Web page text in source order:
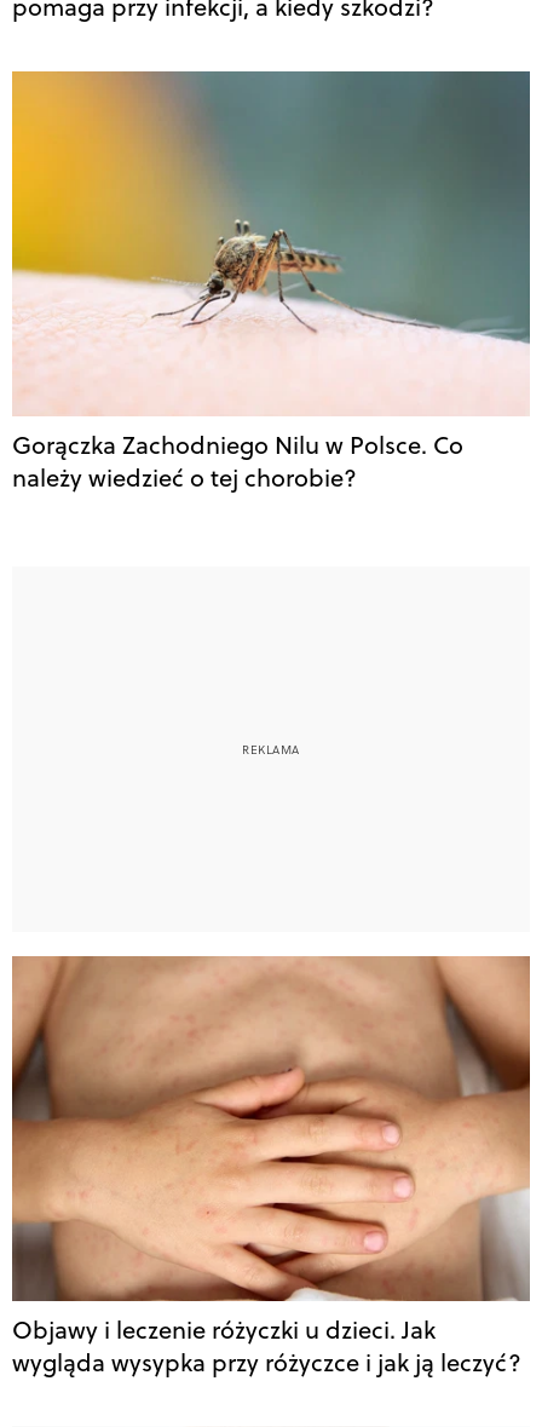
pomaga przy infekcji, a kiedy szkodzi?
Gorączka Zachodniego Nilu w Polsce. Co
należy wiedzieć o tej chorobie?
Objawy i leczenie różyczki u dzieci. Jak
wygląda wysypka przy różyczce i jak ją leczyć?